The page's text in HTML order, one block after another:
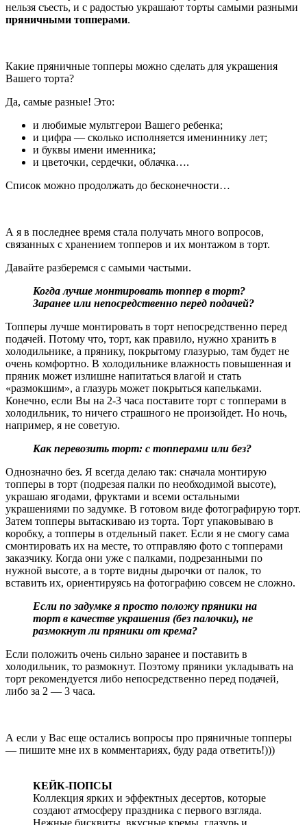
нельзя съесть, и с радостью украшают торты самыми разными
пряничными топперами.
Какие пряничные топперы можно сделать для украшения
Вашего торта?
Да, самые разные! Это:
и любимые мультгерои Вашего ребенка;
и цифра — сколько исполняется имениннику лет;
и буквы имени именника;
и цветочки, сердечки, облачка….
Список можно продолжать до бесконечности…
А я в последнее время стала получать много вопросов,
связанных с хранением топперов и их монтажом в торт.
Давайте разберемся с самыми частыми.
Когда лучше монтировать топпер в торт?
Заранее или непосредственно перед подачей?
Топперы лучше монтировать в торт непосредственно перед
подачей. Потому что, торт, как правило, нужно хранить в
холодильнике, а прянику, покрытому глазурью, там будет не
очень комфортно. В холодильнике влажность повышенная и
пряник может излишне напитаться влагой и стать
«размокшим», а глазурь может покрыться капельками.
Конечно, если Вы на 2-3 часа поставите торт с топперами в
холодильник, то ничего страшного не произойдет. Но ночь,
например, я не советую.
Как перевозить торт: с топперами или без?
Однозначно без. Я всегда делаю так: сначала монтирую
топперы в торт (подрезая палки по необходимой высоте),
украшаю ягодами, фруктами и всеми остальными
украшениями по задумке. В готовом виде фотографирую торт.
Затем топперы вытаскиваю из торта. Торт упаковываю в
коробку, а топперы в отдельный пакет. Если я не смогу сама
смонтировать их на месте, то отправляю фото с топперами
заказчику. Когда они уже с палками, подрезанными по
нужной высоте, а в торте видны дырочки от палок, то
вставить их, ориентируясь на фотографию совсем не сложно.
Если по задумке я просто положу пряники на
торт в качестве украшения (без палочки), не
размокнут ли пряники от крема?
Если положить очень сильно заранее и поставить в
холодильник, то размокнут. Поэтому пряники укладывать на
торт рекомендуется либо непосредственно перед подачей,
либо за 2 — 3 часа.
А если у Вас еще остались вопросы про пряничные топперы
— пишите мне их в комментариях, буду рада ответить!)))
КЕЙК-ПОПСЫ
Коллекция ярких и эффектных десертов, которые
создают атмосферу праздника с первого взгляда.